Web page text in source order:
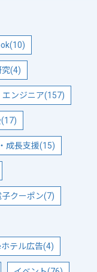
(4)
エンジニア(157)
成長支援(15)
クーポン(7)
テル広告(4)